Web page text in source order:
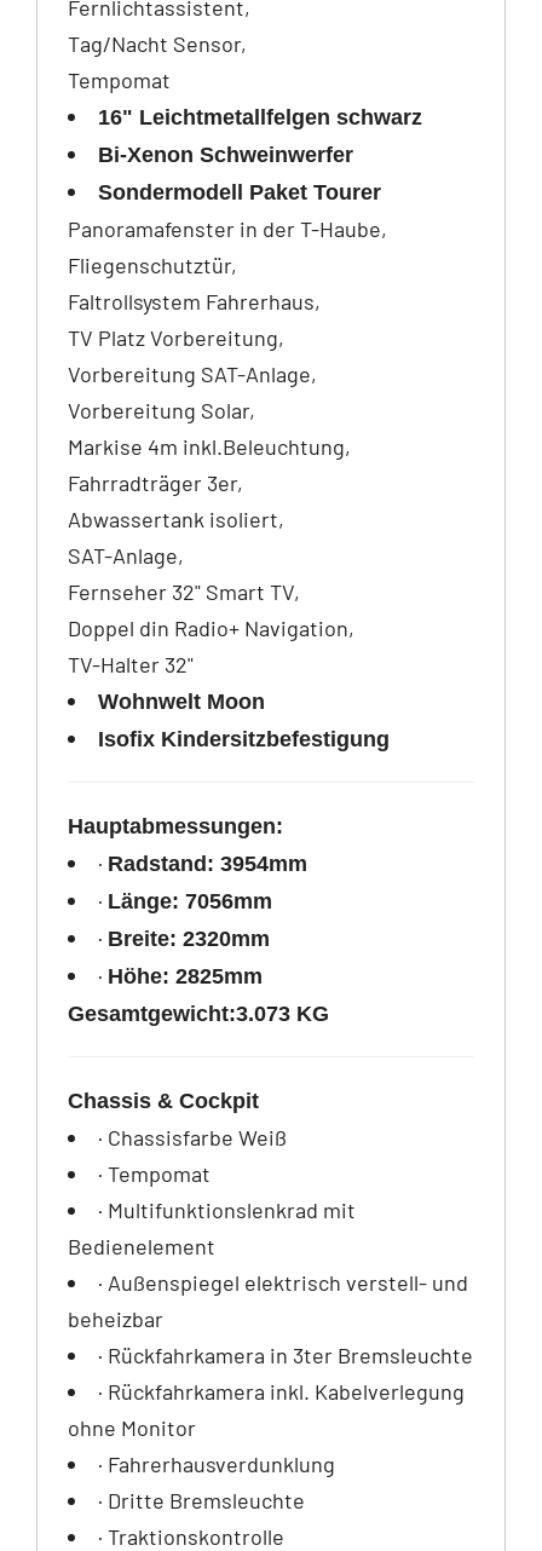
Fernlichtassistent,
Tag/Nacht Sensor,
Tempomat
16" Leichtmetallfelgen schwarz
Bi-Xenon Schweinwerfer
Sondermodell Paket Tourer
Panoramafenster in der T-Haube,
Fliegenschutztür,
Faltrollsystem Fahrerhaus,
TV Platz Vorbereitung,
Vorbereitung SAT-Anlage,
Vorbereitung Solar,
Markise 4m inkl.Beleuchtung,
Fahrradträger 3er,
Abwassertank isoliert,
SAT-Anlage,
Fernseher 32" Smart TV,
Doppel din Radio+ Navigation,
TV-Halter 32"
Wohnwelt Moon
Isofix Kindersitzbefestigung
Hauptabmessungen:
· Radstand: 3954mm
· Länge: 7056mm
· Breite: 2320mm
· Höhe: 2825mm
Gesamtgewicht:3.073 KG
Chassis & Cockpit
· Chassisfarbe Weiß
· Tempomat
· Multifunktionslenkrad mit
Bedienelement
· Außenspiegel elektrisch verstell- und
beheizbar
· Rückfahrkamera in 3ter Bremsleuchte
· Rückfahrkamera inkl. Kabelverlegung
ohne Monitor
· Fahrerhausverdunklung
· Dritte Bremsleuchte
· Traktionskontrolle